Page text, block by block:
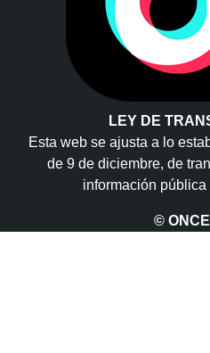
LEY DE
Esta web se ajusta a lo
de 9 de diciembre, de
información
© ONCE